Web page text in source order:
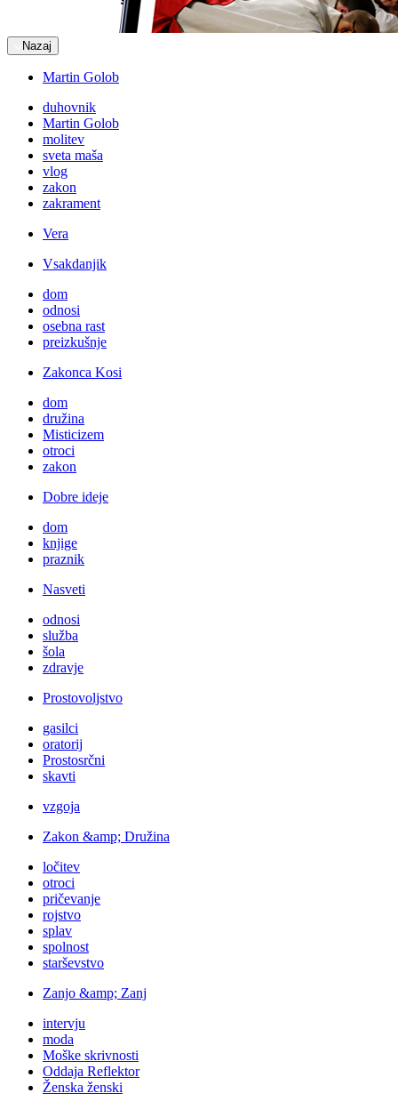
Nazaj
Martin Golob
duhovnik
Martin Golob
molitev
sveta maša
vlog
zakon
zakrament
Vera
Vsakdanjik
dom
odnosi
osebna rast
preizkušnje
Zakonca Kosi
dom
družina
Misticizem
otroci
zakon
Dobre ideje
dom
knjige
praznik
Nasveti
odnosi
služba
šola
zdravje
Prostovoljstvo
gasilci
oratorij
Prostosrčni
skavti
vzgoja
Zakon &amp; Družina
ločitev
otroci
pričevanje
rojstvo
splav
spolnost
starševstvo
Zanjo &amp; Zanj
intervju
moda
Moške skrivnosti
Oddaja Reflektor
Ženska ženski